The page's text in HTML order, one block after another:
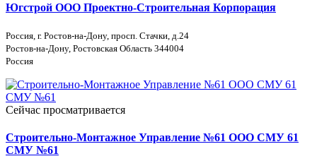
Югстрой ООО Проектно-Строительная Корпорация
Россия, г. Ростов-на-Дону, просп. Стачки, д.24
Ростов-на-Дону, Ростовская Область 344004
Россия
Сейчас просматривается
Строительно-Монтажное Управление №61 ООО СМУ 61
СМУ №61